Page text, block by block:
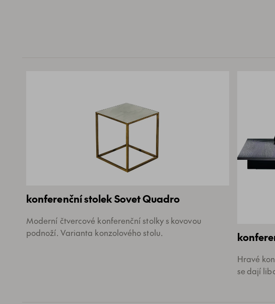
konferenční stolek Sovet Quadro
Moderní čtvercové konferenční stolky s kovovou
podnoží. Varianta konzolového stolu.
Hravé
se dají